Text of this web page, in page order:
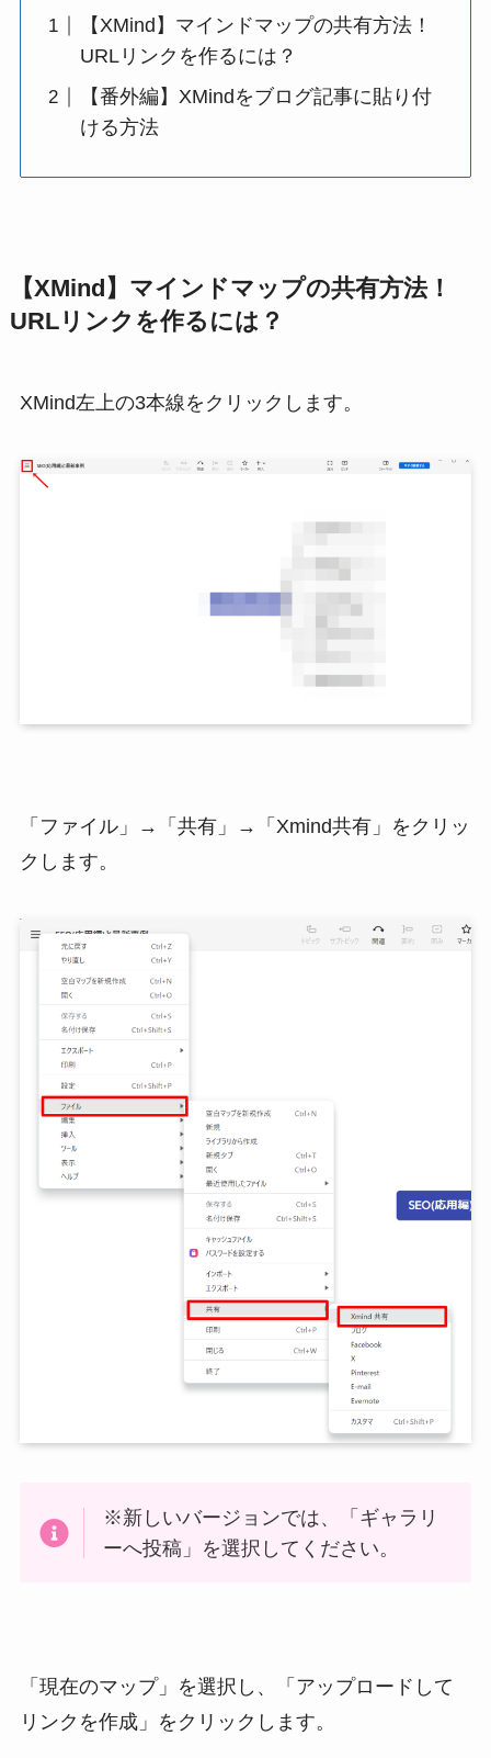
【XMind】マインドマップの共有方法！
URLリンクを作るには？
【番外編】XMindをブログ記事に貼り付
ける方法
【XMind】マインドマップの共有方法！
URLリンクを作るには？
XMind左上の3本線をクリックします。
「ファイル」→「共有」→「Xmind共有」をクリッ
クします。
※新しいバージョンでは、「ギャラリ
ーへ投稿」を選択してください。
「現在のマップ」を選択し、「アップロードして
リンクを作成」をクリックします。